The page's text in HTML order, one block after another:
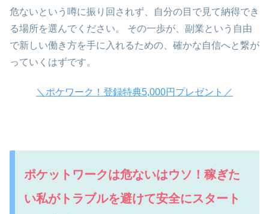
危ないという噂に振り回されず、自分の目で見て納得でき
る場所を選んでください。 その一歩が、副業という自由
で新しい働き方を手に入れるための、確かな自信へと繋が
っていくはずです。
＼ポケワーク！登録特典5,000円プレゼント／
ポケットワークは危ないはウソ！稼ぎた
い私がトラブルを避けて安全にスタート